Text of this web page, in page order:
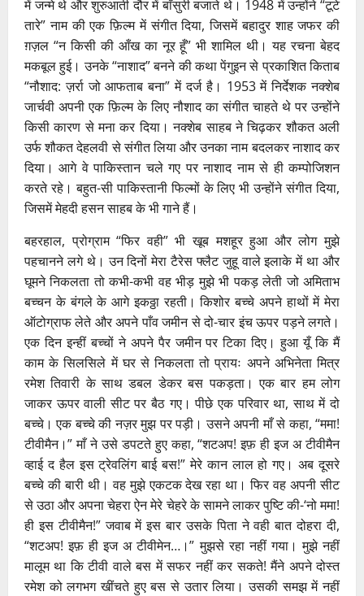
में जन्मे थे और शुरुआती दौर में बाँसुरी बजाते थे। 1948 में उन्होंने “टूटे
तारे” नाम की एक फ़िल्म में संगीत दिया, जिसमें बहादुर शाह जफर की
ग़ज़ल “न किसी की आँख का नूर हूँ” भी शामिल थी। यह रचना बेहद
मकबूल हुई। उनके “नाशाद” बनने की कथा पेंगुइन से प्रकाशित किताब
“नौशाद: ज़र्रा जो आफताब बना” में दर्ज है। 1953 में निर्देशक नक्शेब
जार्चवी अपनी एक फ़िल्म के लिए नौशाद का संगीत चाहते थे पर उन्होंने
किसी कारण से मना कर दिया। नक्शेब साहब ने चिढ़कर शौकत अली
उर्फ शौकत देहलवी से संगीत लिया और उनका नाम बदलकर नाशाद कर
दिया। आगे वे पाकिस्तान चले गए पर नाशाद नाम से ही कम्पोजिशन
करते रहे। बहुत-सी पाकिस्तानी फिल्मों के लिए भी उन्होंने संगीत दिया,
जिसमें मेहदी हसन साहब के भी गाने हैं।
बहरहाल, प्रोग्राम “फिर वही” भी खूब मशहूर हुआ और लोग मुझे
पहचानने लगे थे। उन दिनों मेरा टैरेस फ्लैट जुहू वाले इलाके में था और
घूमने निकलता तो कभी-कभी वह भीड़ मुझे भी पकड़ लेती जो अमिताभ
बच्चन के बंगले के आगे इकठ्ठा रहती। किशोर बच्चे अपने हाथों में मेरा
ऑटोग्राफ लेते और अपने पाँव जमीन से दो-चार इंच ऊपर पड़ने लगते।
एक दिन इन्हीं बच्चों ने अपने पैर जमीन पर टिका दिए। हुआ यूँ कि मैं
काम के सिलसिले में घर से निकलता तो प्रायः अपने अभिनेता मित्र
रमेश तिवारी के साथ डबल डेकर बस पकड़ता। एक बार हम लोग
जाकर ऊपर वाली सीट पर बैठ गए। पीछे एक परिवार था, साथ में दो
बच्चे। एक बच्चे की नज़र मुझ पर पड़ी। उसने अपनी माँ से कहा, “ममा!
टीवीमैन।” माँ ने उसे डपटते हुए कहा, “शटअप! इफ़ ही इज अ टीवीमैन
व्हाई द हैल इस ट्रेवलिंग बाई बस!” मेरे कान लाल हो गए। अब दूसरे
बच्चे की बारी थी। वह मुझे एकटक देख रहा था। फिर वह अपनी सीट
से उठा और अपना चेहरा ऐन मेरे चेहरे के सामने लाकर पुष्टि की-‘नो ममा!
ही इस टीवीमैन!” जवाब में इस बार उसके पिता ने वही बात दोहरा दी,
“शटअप! इफ़ ही इज अ टीवीमेन…।” मुझसे रहा नहीं गया। मुझे नहीं
मालूम था कि टीवी वाले बस में सफर नहीं कर सकते! मैंने अपने दोस्त
रमेश को लगभग खींचते हुए बस से उतार लिया। उसकी समझ में नहीं